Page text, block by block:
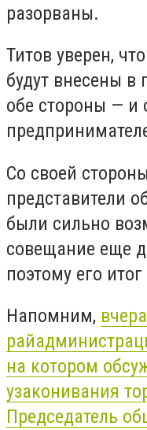
разорваны.
Титов уверен,
будут внесены в
обе стороны — и
Со своей
представители
были сильно
совещание еще
поэтому его
Напомним,
на котором
узаконивания
Председатель